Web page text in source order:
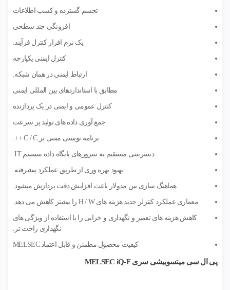
تجسم گسترده و کسب اطلاعات
افزونگی چند سطحی
یک نرم افزار کنترل فرآیند.
کنترل ایمنی یکپارچه
ارتباط ایمنی در همان شبکه.
مطابق با استانداردهای بین المللی ایمنی
کنترل عمومی و ایمنی در یک پردازنده
جمع آوری داده های تولید پر سرعت
برنامه نویسی مبتنی بر C / C ++.
دسترسی مستقیم به سرورهای پایگاه داده سیستم IT.
بهبود بهره وری از طریق عملکرد پیشرفته.
هماهنگ سازی بین مدولار باعث افزایش دقت پردازش میشود.
معماری عملکرد کنترلر جدید هزینه های H / W را بیشتر کاهش می دهد.
کاهش هزینه های تعمیر و نگهداری و خرابی را با استفاده از ویژگی های
نگهداری راحت تر.
کیفیت محصول مطمئن و قابل اعتماد MELSEC
پی ال سی میتسوبیشی سری MELSEC iQ-F